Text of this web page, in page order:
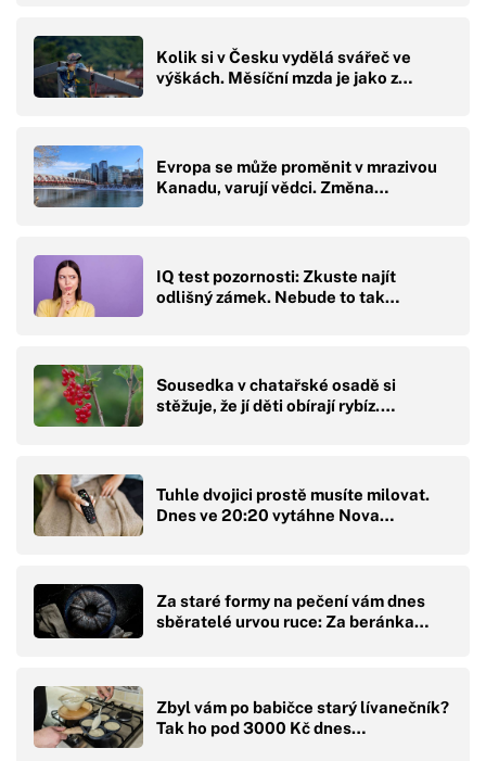
Kolik si v Česku vydělá svářeč ve
výškách. Měsíční mzda je jako z…
Evropa se může proměnit v mrazivou
Kanadu, varují vědci. Změna…
IQ test pozornosti: Zkuste najít
odlišný zámek. Nebude to tak…
Sousedka v chatařské osadě si
stěžuje, že jí děti obírají rybíz.…
Tuhle dvojici prostě musíte milovat.
Dnes ve 20:20 vytáhne Nova…
Za staré formy na pečení vám dnes
sběratelé urvou ruce: Za beránka…
Zbyl vám po babičce starý lívanečník?
Tak ho pod 3000 Kč dnes…